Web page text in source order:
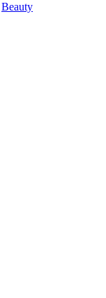
Beauty